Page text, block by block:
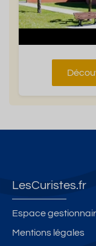
LesCuristes.fr
Espace
Mentions légales